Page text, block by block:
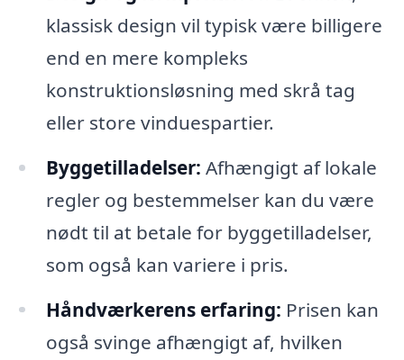
klassisk design vil typisk være billigere
end en mere kompleks
konstruktionsløsning med skrå tag
eller store vinduespartier.
Byggetilladelser: Afhængigt af lokale
regler og bestemmelser kan du være
nødt til at betale for byggetilladelser,
som også kan variere i pris.
Håndværkerens erfaring: Prisen kan
også svinge afhængigt af, hvilken